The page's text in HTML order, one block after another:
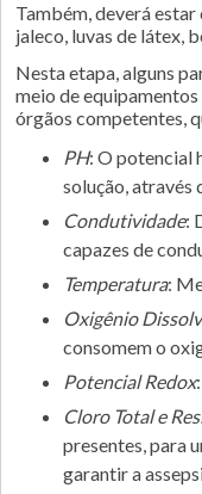
Também, deverá
jaleco, luvas de látex,
Nesta etapa, alguns
meio de
órgãos competentes,
pH: O potencial
solução, através
Condutividade:
capazes de
Temperatura:
Oxigênio
consomem o
Potencial Redox
Cloro Total e
presentes, para
garantir a